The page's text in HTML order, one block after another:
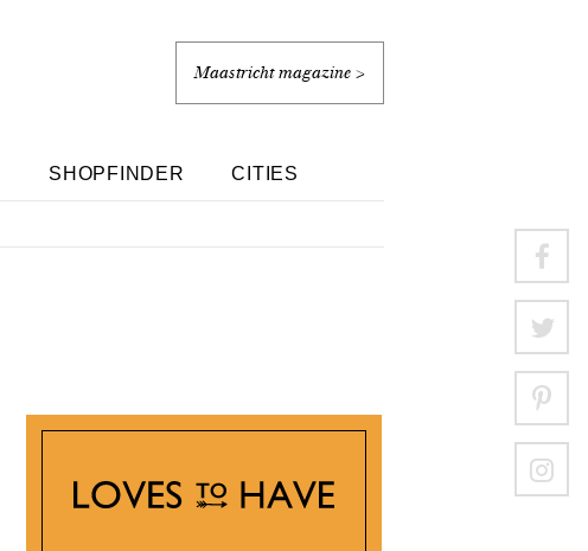
Maastricht magazine >
SHOPFINDER CITIES